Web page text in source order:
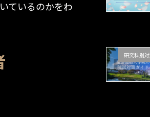
ているのかをわ
研究科別対